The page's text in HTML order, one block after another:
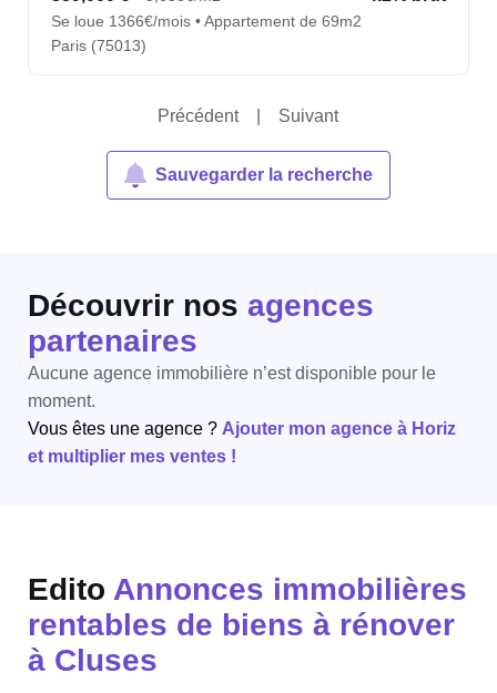
Se loue 1366€/mois • Appartement de 69m2
Paris (75013)
Précédent Suivant
Sauvegarder la recherche
Découvrir nos agences
partenaires
Aucune agence immobilière n’est disponible pour le
moment.
Vous êtes une agence ? Ajouter mon agence à Horiz
et multiplier mes ventes !
Edito Annonces immobilières
rentables de biens à rénover
à Cluses